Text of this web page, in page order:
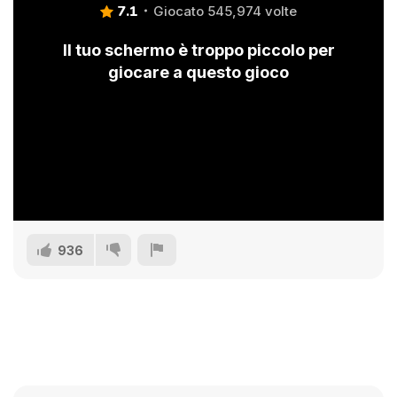
7.1 Giocato 545,974 volte
Il tuo schermo è troppo piccolo per
giocare a questo gioco
936